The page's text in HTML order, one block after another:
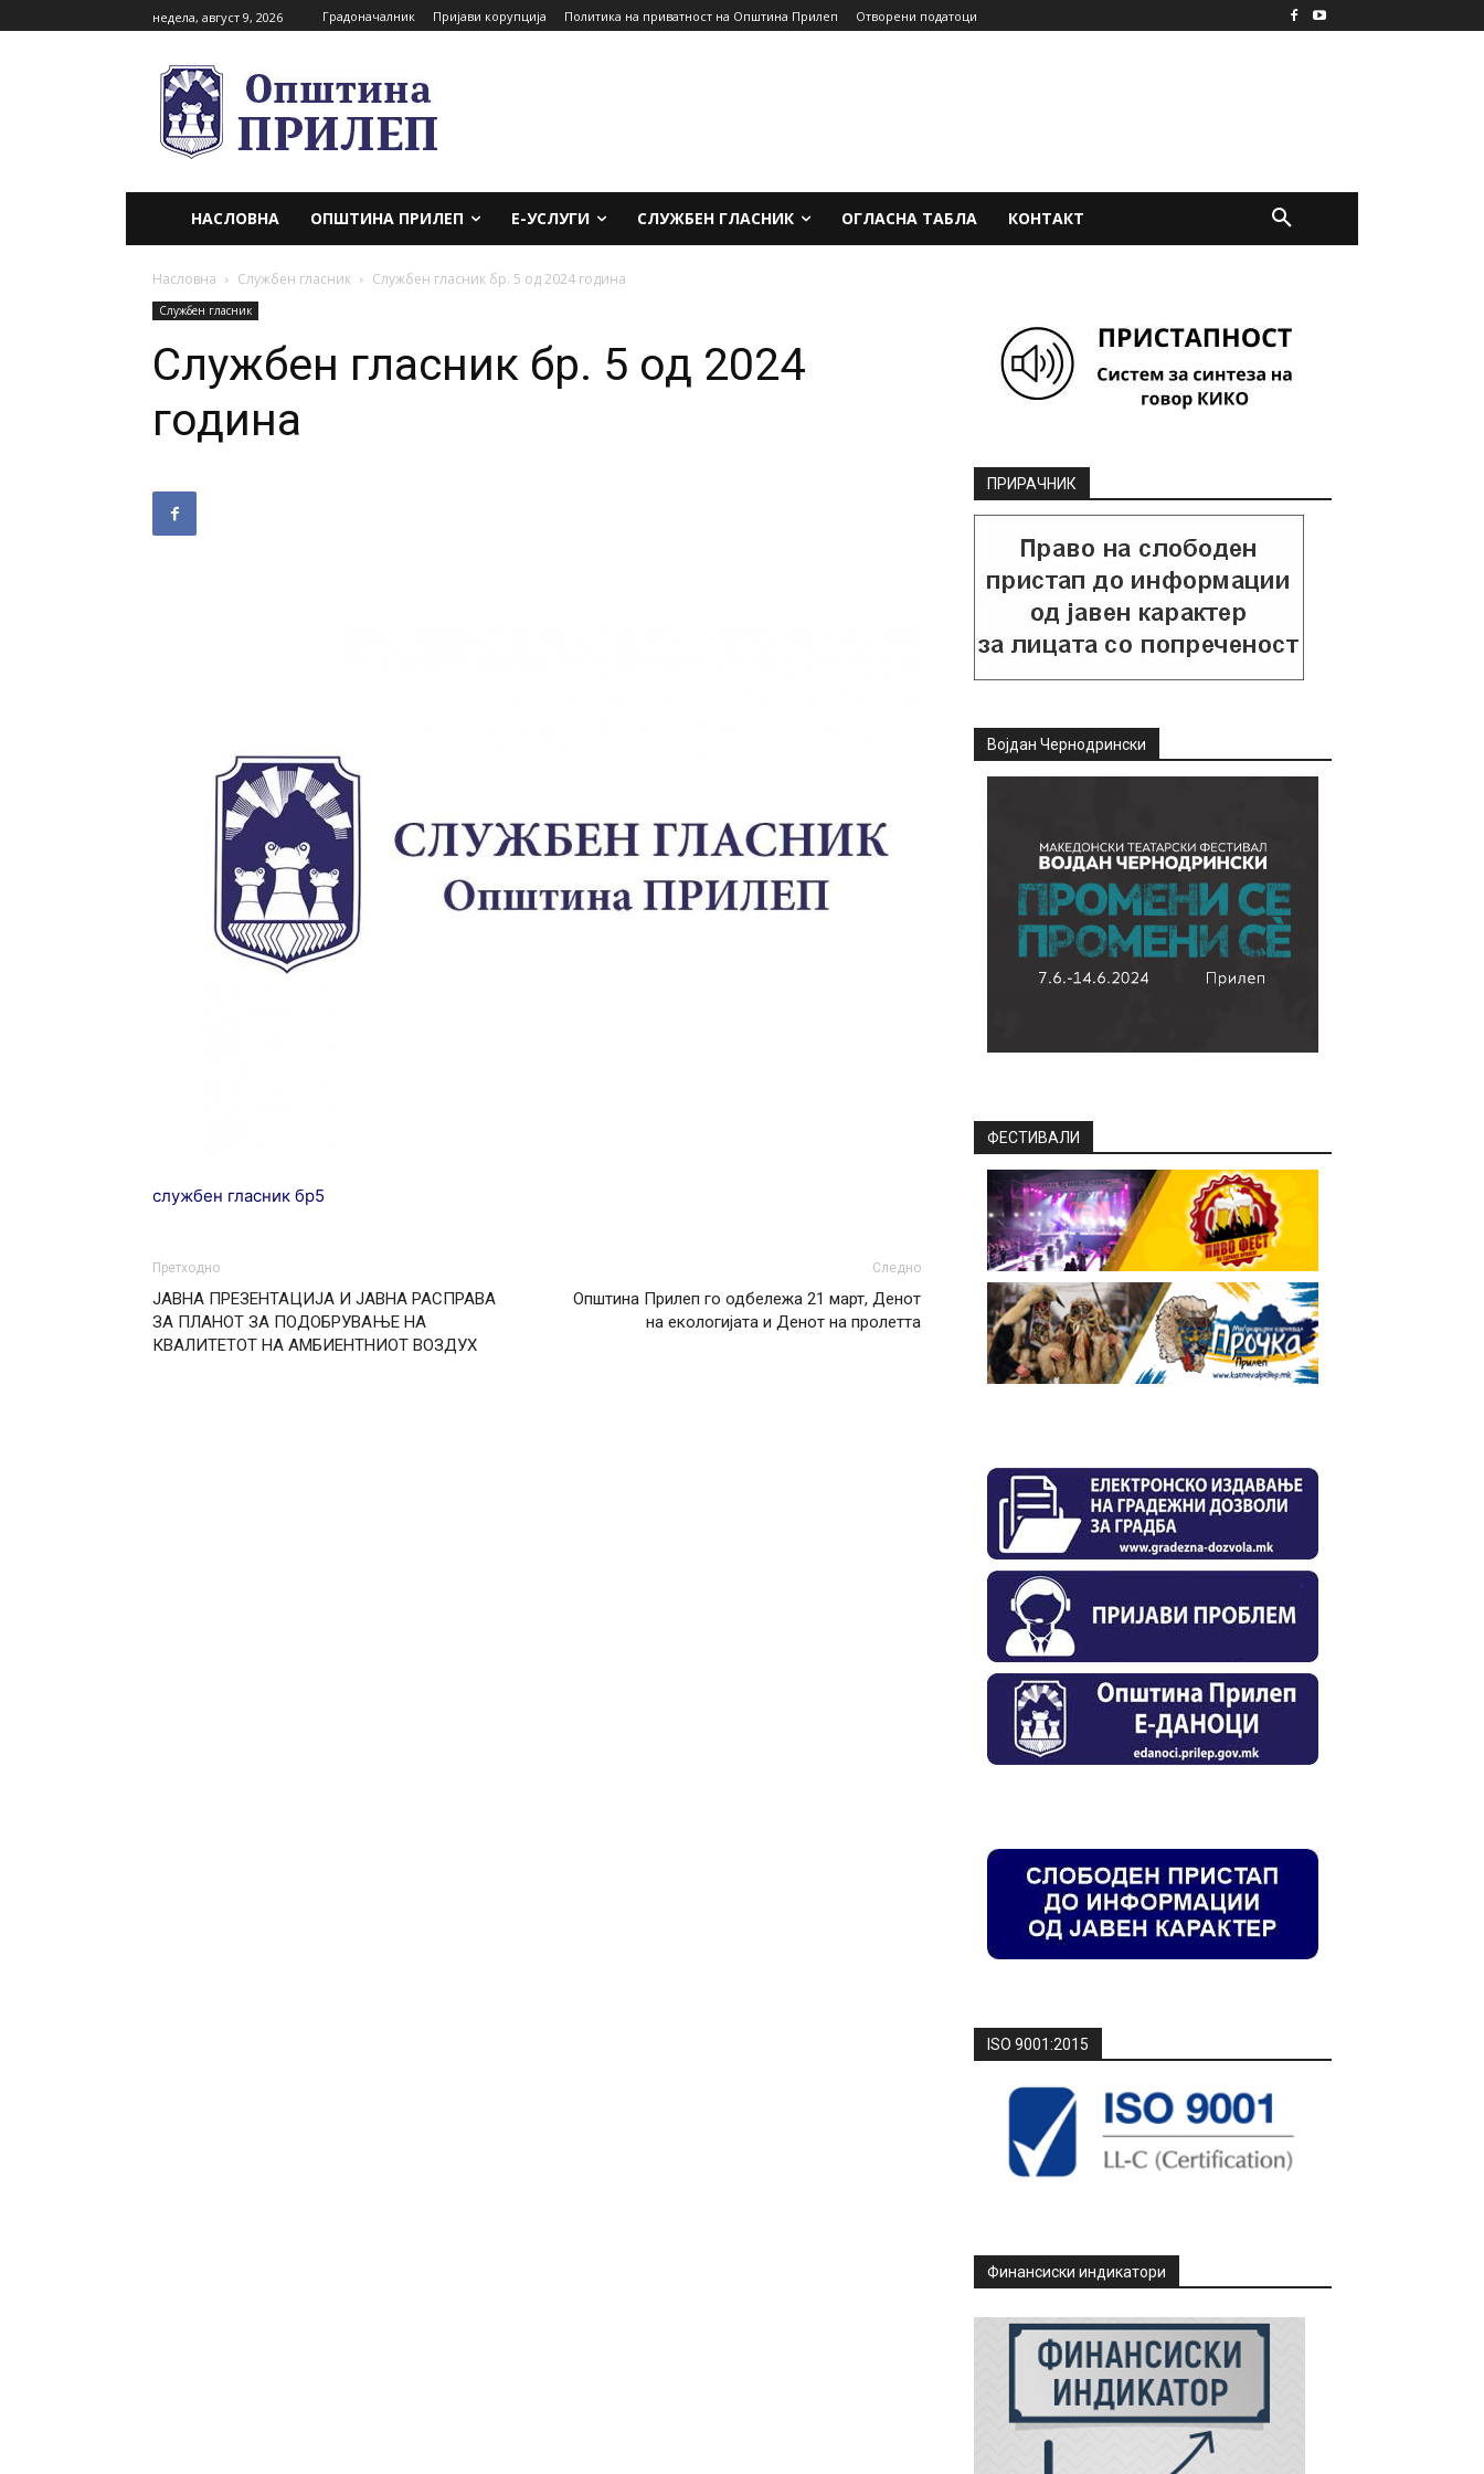
недела, август 9, 2026 Градоначалник Пријави корупција Политика на приватност на Општина Прилеп Отворени податоци
НАСЛОВНА ОПШТИНА ПРИЛЕП Е-УСЛУГИ СЛУЖБЕН ГЛАСНИК ОГЛАСНА ТАБЛА КОНТАКТ
Насловна Службен гласник Службен гласник бр. 5 од 2024 година
Службен гласник
Службен гласник бр. 5 од 2024
година
службен гласник бр5
Претходно
ЈАВНА ПРЕЗЕНТАЦИЈА И ЈАВНА РАСПРАВА
ЗА ПЛАНОТ ЗА ПОДОБРУВАЊЕ НА
КВАЛИТЕТОТ НА АМБИЕНТНИОТ ВОЗДУХ
Следно
Општина Прилеп го одбележа 21 март, Денот
на екологијата и Денот на пролетта
ПРИРАЧНИК
Војдан Чернодрински
ФЕСТИВАЛИ
ISO 9001:2015
Финансиски индикатори